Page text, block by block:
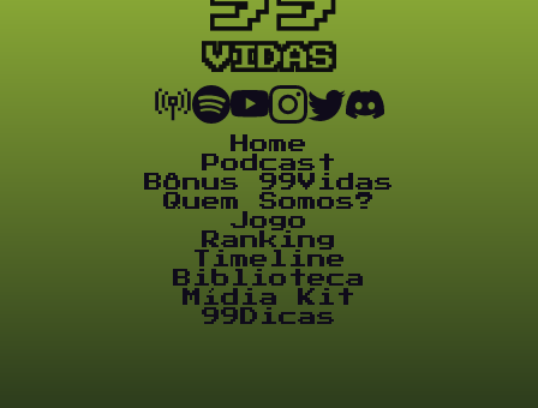
Home
Podcast
Bônus 99Vidas
Quem Somos?
Jogo
Ranking
Timeline
Biblioteca
Mídia Kit
99Dicas